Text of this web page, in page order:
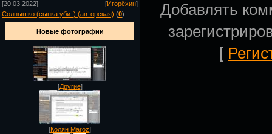
[20.03.2022]
[Игорёхин]
Солнышко (сынка убит) (авторская) (0)
Новые фотографии
[Другие]
[Колян Maroz]
Добавлять
[